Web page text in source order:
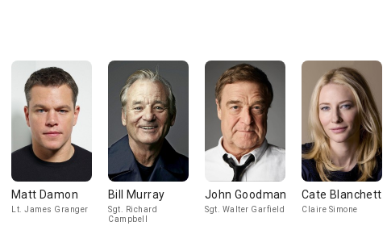
Matt Damon
Lt. James Granger
Bill Murray
Sgt. Richard
Campbell
John Goodman
Sgt. Walter Garfield
Cate Blanchett
Claire Simone